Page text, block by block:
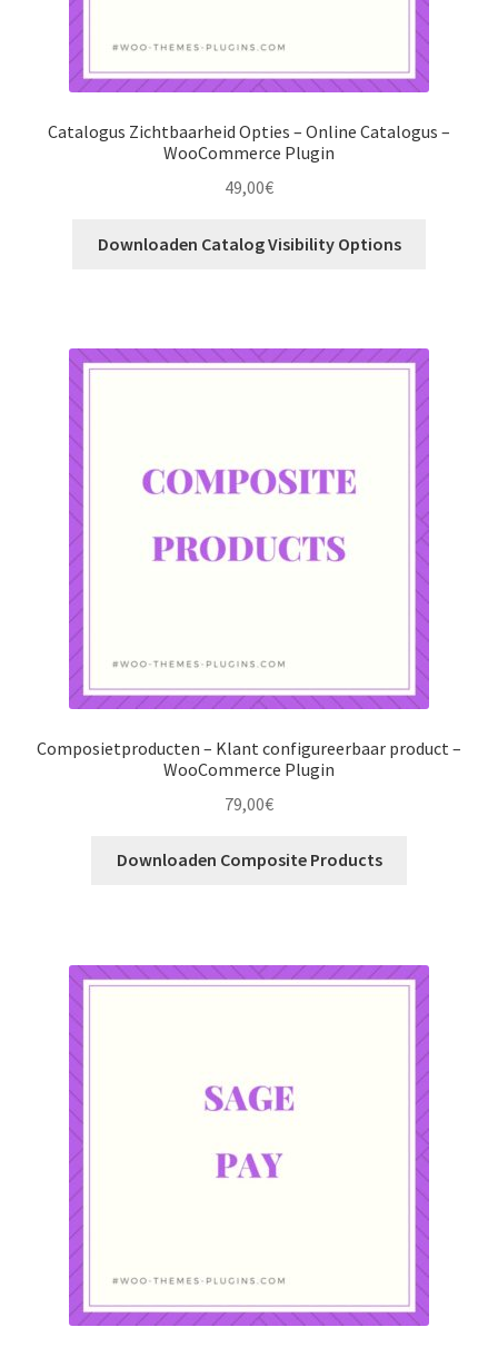
Catalogus Zichtbaarheid Opties – Online Catalogus –
WooCommerce Plugin
49,00€
Downloaden Catalog Visibility Options
Composietproducten – Klant configureerbaar product –
WooCommerce Plugin
79,00€
Downloaden Composite Products